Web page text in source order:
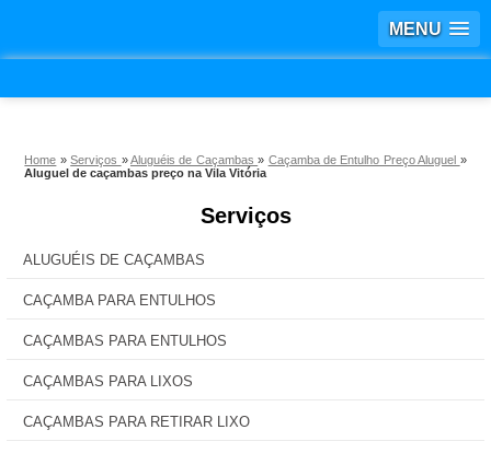
MENU
Home »Serviços »Aluguéis de Caçambas» Caçamba de Entulho Preço Aluguel »
Aluguel de caçambas preço na Vila Vitória
Serviços
ALUGUÉIS DE CAÇAMBAS
CAÇAMBA PARA ENTULHOS
CAÇAMBAS PARA ENTULHOS
CAÇAMBAS PARA LIXOS
CAÇAMBAS PARA RETIRAR LIXO